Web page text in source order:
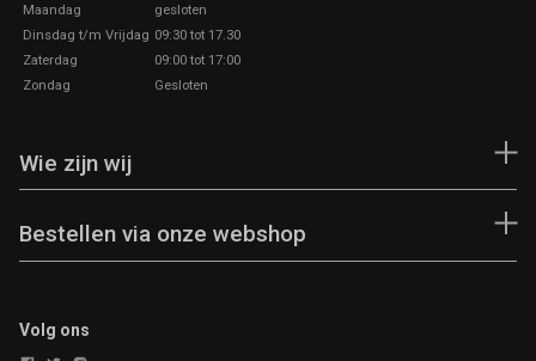
Maandag
gesloten
Dinsdag t/m Vrijdag 09:30 tot 17.30
Zaterdag
09:00 tot 17:00
Zondag
Gesloten
Wie zijn wij
Bestellen via onze webshop
Volg ons